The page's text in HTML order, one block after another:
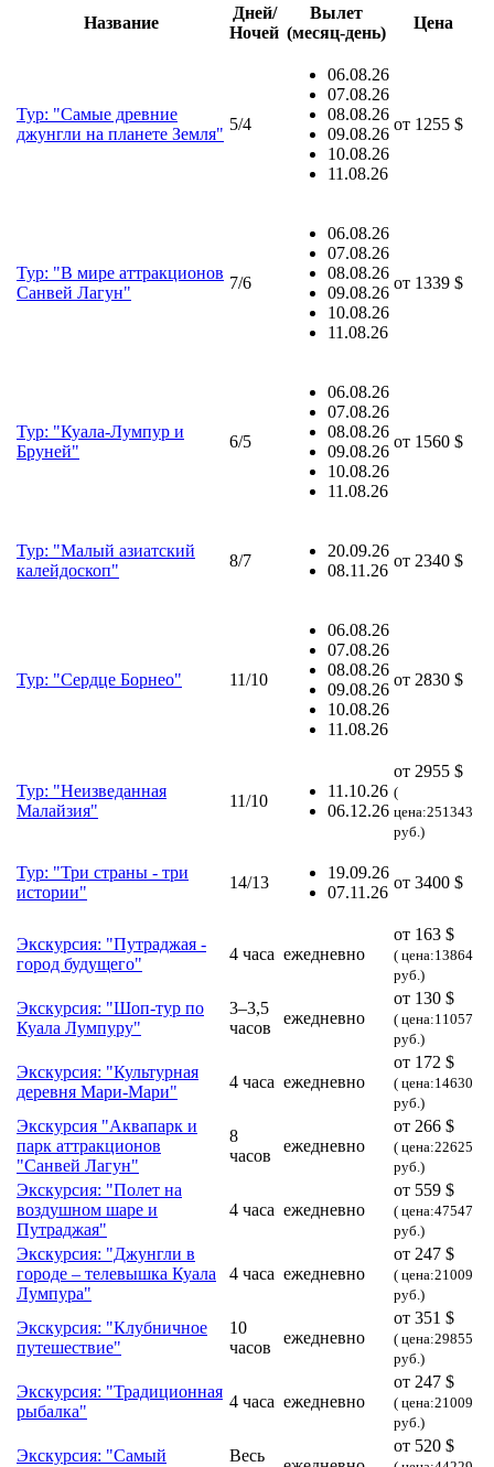
Название
Дней/
Ночей
Вылет
(месяц-день)
Цена
Тур: "Самые древние
джунгли на планете Земля"
5/4
06.08.26
07.08.26
08.08.26
09.08.26
10.08.26
11.08.26
от 1255 $
Тур: "В мире аттракционов
Санвей Лагун"
7/6
06.08.26
07.08.26
08.08.26
09.08.26
10.08.26
11.08.26
от 1339 $
Тур: "Куала-Лумпур и
Бруней"
6/5
06.08.26
07.08.26
08.08.26
09.08.26
10.08.26
11.08.26
от 1560 $
Тур: "Малый азиатский
калейдоскоп"
8/7
20.09.26
08.11.26
от 2340 $
Тур: "Сердце Борнео" 11/10
06.08.26
07.08.26
08.08.26
09.08.26
10.08.26
11.08.26
от 2830 $
Тур: "Неизведанная
Малайзия"
11/10
11.10.26
06.12.26
от 2955 $
(
цена:251343
руб.)
Тур: "Три страны - три
истории"
14/13
19.09.26
07.11.26
от 3400 $
Экскурсия: "Путраджая -
город будущего"
4 часа ежедневно
от 163 $
( цена:13864
руб.)
Экскурсия: "Шоп-тур по
Куала Лумпуру"
3–3,5
часов
ежедневно
от 130 $
( цена:11057
руб.)
Экскурсия: "Культурная
деревня Мари-Мари"
4 часа ежедневно
от 172 $
( цена:14630
руб.)
Экскурсия "Аквапарк и
парк аттракционов
"Санвей Лагун"
8
часов
ежедневно
от 266 $
( цена:22625
руб.)
Экскурсия: "Полет на
воздушном шаре и
Путраджая"
4 часа ежедневно
от 559 $
( цена:47547
руб.)
Экскурсия: "Джунгли в
городе – телевышка Куала
Лумпура"
4 часа ежедневно
от 247 $
( цена:21009
руб.)
Экскурсия: "Клубничное
путешествие"
10
часов
ежедневно
от 351 $
( цена:29855
руб.)
Экскурсия: "Традиционная
рыбалка"
4 часа ежедневно
от 247 $
( цена:21009
руб.)
Экскурсия: "Самый
Весь
от 520 $